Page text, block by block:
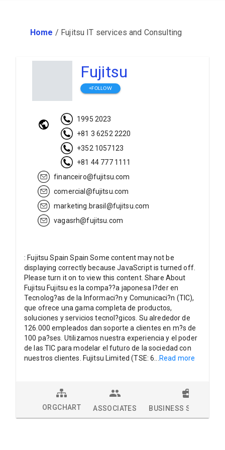
Home / Fujitsu IT services and Consulting
Fujitsu
+FOLLOW
1995 2023
+81 3 6252 2220
+352 1057123
+81 44 777 1111
financeiro@fujitsu.com
comercial@fujitsu.com
marketing.brasil@fujitsu.com
vagasrh@fujitsu.com
: Fujitsu Spain Spain Some content may not be
displaying correctly because JavaScript is turned off.
Please turn it on to view this content. Share About
Fujitsu Fujitsu es la compa??a japonesa l?der en
Tecnolog?as de la Informaci?n y Comunicaci?n (TIC),
que ofrece una gama completa de productos,
soluciones y servicios tecnol?gicos. Su alrededor de
126.000 empleados dan soporte a clientes en m?s de
100 pa?ses. Utilizamos nuestra experiencia y el poder
de las TIC para modelar el futuro de la sociedad con
nuestros clientes. Fujitsu Limited (TSE: 6...Read more
ORGCHART ASSOCIATES BUSINESS